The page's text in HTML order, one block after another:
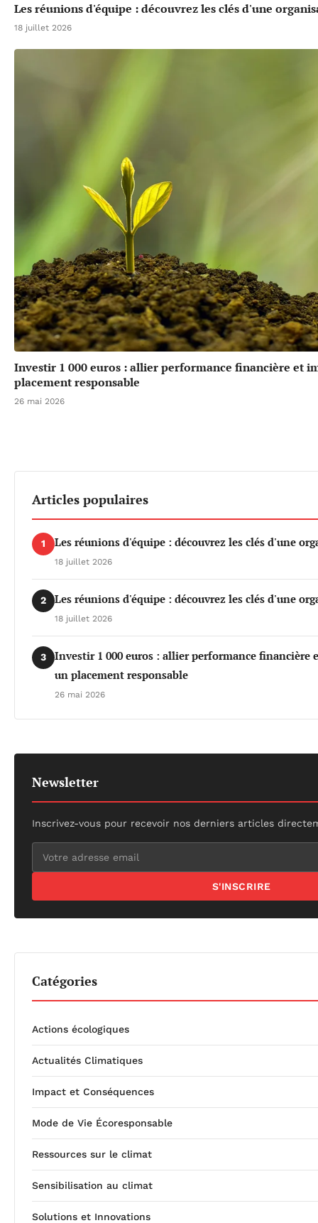
Les réunions d'équipe : découvrez les clés d'une
18 juillet 2026
Investir 1 000 euros : allier performance financière et
placement responsable
26 mai 2026
Articles populaires
1 Les réunions d'équipe : découvrez les clés d'une
18 juillet 2026
2 Les réunions d'équipe : découvrez les clés d'une
18 juillet 2026
3
Investir 1 000 euros : allier performance financière
un placement responsable
26 mai 2026
Newsletter
Inscrivez-vous pour recevoir nos derniers articles
S'INSCRIRE
Catégories
Actions écologiques
Actualités Climatiques
Impact et Conséquences
Mode de Vie Écoresponsable
Ressources sur le climat
Sensibilisation au climat
Solutions et Innovations